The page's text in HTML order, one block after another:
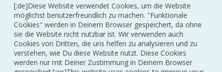
[:de]Diese Website verwendet Cookies, um die Website
möglichst benutzerfreundlich zu machen. "Funktionale
Cookies" werden in Deinem Browser gespeichert, da ohne
sie die Website nicht nutzbar ist. Wir verwenden auch
Cookies von Dritten, die uns helfen zu analysieren und zu
verstehen, wie Du diese Website nutzt. Diese Cookies
werden nur mit Deiner Zustimmung in Deinem Browser